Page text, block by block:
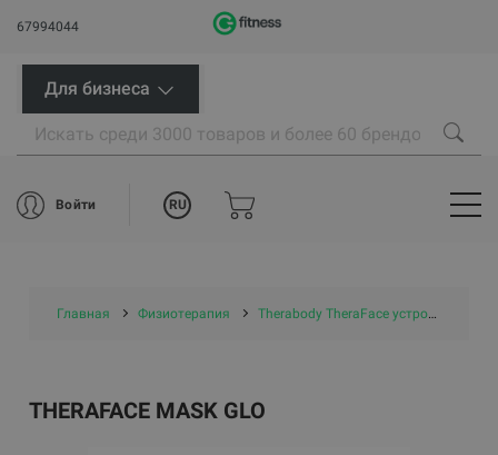
67994044
Для бизнеса
Войти RU
Главная Физиотерапия Therabody TheraFace устройства для лица
THERAFACE MASK GLO